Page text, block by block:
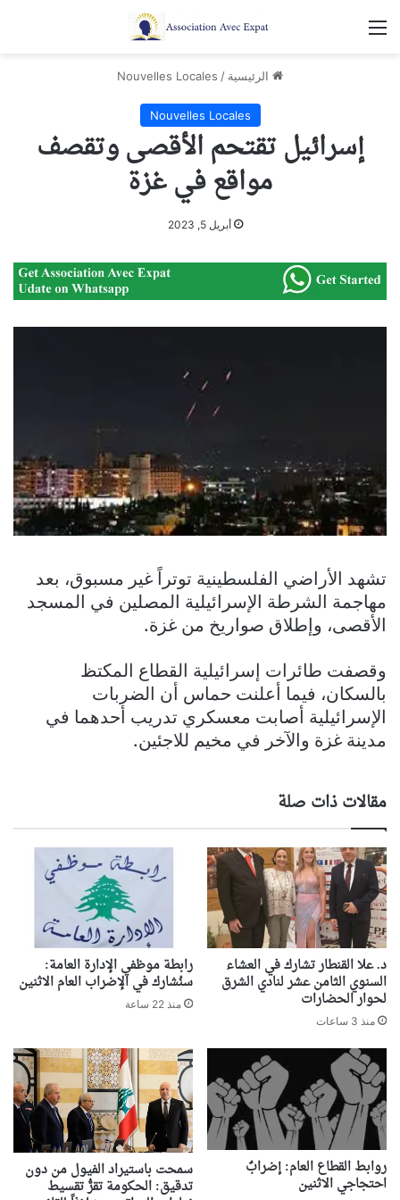
القائمة
الرئيسية /
Nouvelles Locales
Nouvelles Locales
إسرائيل تقتحم الأقصى وتقصف
مواقع في غزة
أبريل 5, 2023
تشهد الأراضي الفلسطينية توتراً غير مسبوق، بعد
مهاجمة الشرطة الإسرائيلية المصلين في المسجد
الأقصى، وإطلاق صواريخ من غزة.
وقصفت طائرات إسرائيلية القطاع المكتظ
بالسكان، فيما أعلنت حماس أن الضربات
الإسرائيلية أصابت معسكري تدريب أحدهما في
مدينة غزة والآخر في مخيم للاجئين.
مقالات ذات صلة
د. علا القنطار تشارك في العشاء
السنوي الثامن عشر لنادي الشرق
لحوار الحضارات
منذ 3 ساعات
رابطة موظفي الإدارة العامة:
سنُشارك في الإضراب العام الاثنين
منذ 22 ساعة
روابط القطاع العام: إضرابٌ
احتجاجي الاثنين
سمحت باستيراد الفيول من دون
تدقيق: الحكومة تقرُّ تقسيط